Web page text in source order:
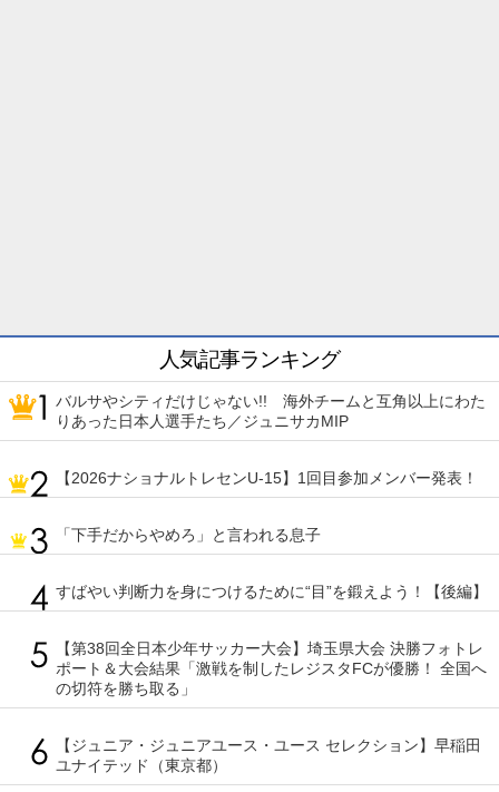
人気記事ランキング
バルサやシティだけじゃない!! 海外チームと互角以上にわた
りあった日本人選手たち／ジュニサカMIP
【2026ナショナルトレセンU-15】1回目参加メンバー発表！
「下手だからやめろ」と言われる息子
すばやい判断力を身につけるために“目”を鍛えよう！【後編】
【第38回全日本少年サッカー大会】埼玉県大会 決勝フォトレ
ポート＆大会結果「激戦を制したレジスタFCが優勝！ 全国へ
の切符を勝ち取る」
【ジュニア・ジュニアユース・ユース セレクション】早稲田
ユナイテッド（東京都）